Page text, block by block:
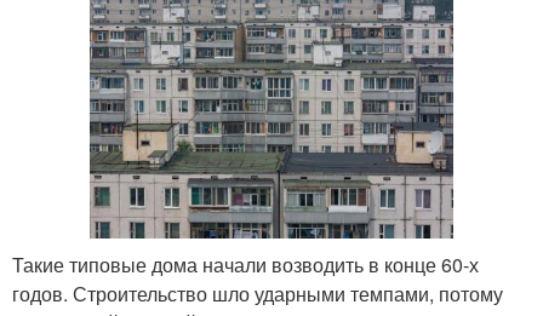
Такие типовые дома начали возводить в конце 60-х
годов. Строительство шло ударными темпами, потому